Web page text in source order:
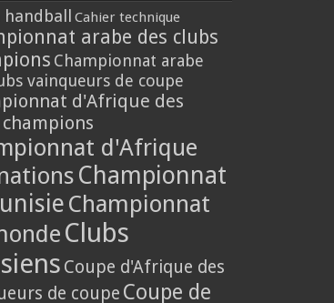
handball Cahier technique
arabe des clubs
Championnat arabe
vainqueurs de coupe
d'Afrique des
d'Afrique
Championnat
Championnat
Clubs
Coupe d'Afrique des
de coupe Coupe de